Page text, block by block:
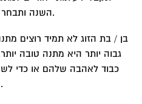
השנה ותבחר את המתנה הטובה ביותר לכולם.
בן / בת הזוג לא תמיד רוצים
כבוד לאהבה שלהם או כדי
מדליקה ממאתר המתנות באמזון.